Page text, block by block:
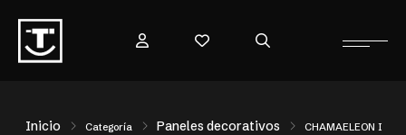
Inicio Categoría Paneles decorativos CHAMAELEON I